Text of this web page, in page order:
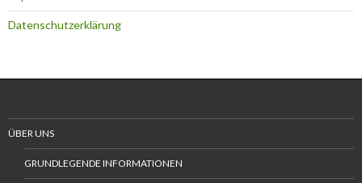
Datenschutzerklärung
ÜBER UNS
GRUNDLEGENDE INFORMATIONEN